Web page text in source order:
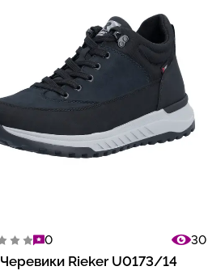
0 30
Черевики Rieker U0173/14